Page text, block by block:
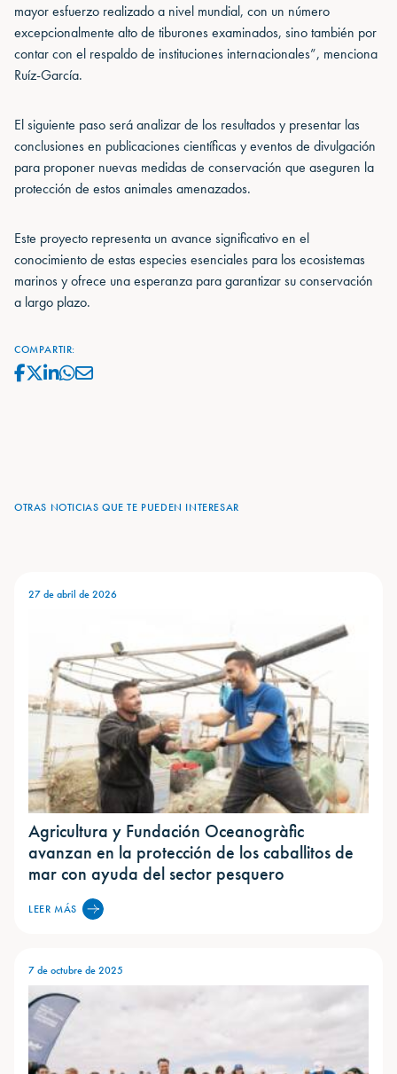
mayor esfuerzo realizado a nivel mundial, con un número
excepcionalmente alto de tiburones examinados, sino también por
contar con el respaldo de instituciones internacionales”, menciona
Ruíz-García.
El siguiente paso será analizar de los resultados y presentar las
conclusiones en publicaciones científicas y eventos de divulgación
para proponer nuevas medidas de conservación que aseguren la
protección de estos animales amenazados.
Este proyecto representa un avance significativo en el
conocimiento de estas especies esenciales para los ecosistemas
marinos y ofrece una esperanza para garantizar su conservación
a largo plazo.
COMPARTIR:
OTRAS NOTICIAS QUE TE PUEDEN INTERESAR
27 de abril de 2026
Agricultura y Fundación Oceanogràfic
avanzan en la protección de los caballitos de
mar con ayuda del sector pesquero
LEER MÁS
7 de octubre de 2025